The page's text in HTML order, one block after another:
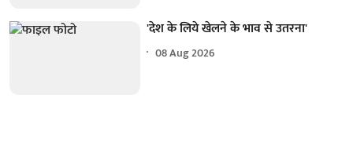
'देश के लिये खेलने के भाव से उतरना'
08 Aug 2026